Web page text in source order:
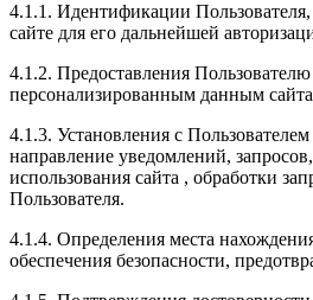
4.1.1. Идентификации Пользователя,
сайте для его дальнейшей
4.1.2. Предоставления
персонализированным данным
4.1.3. Установления с
направление уведомлений,
использования сайта , обработки
Пользователя.
4.1.4. Определения места
обеспечения безопасности,